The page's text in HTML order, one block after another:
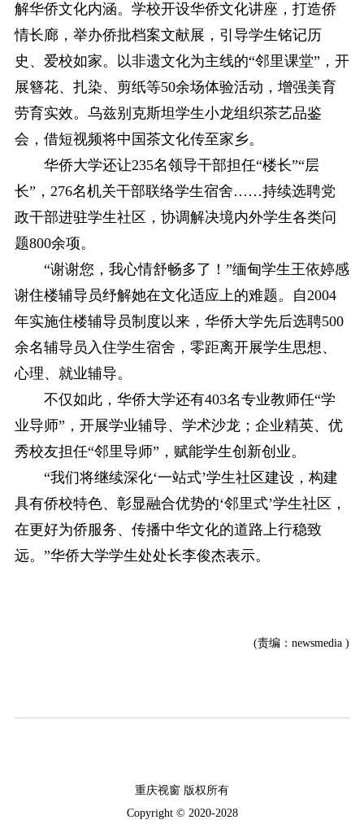
解华侨文化内涵。学校开设华侨文化讲座，打造侨
情长廊，举办侨批档案文献展，引导学生铭记历
史、爱校如家。以非遗文化为主线的“邻里课堂”，开
展簪花、扎染、剪纸等50余场体验活动，增强美育
劳育实效。乌兹别克斯坦学生小龙组织茶艺品鉴
会，借短视频将中国茶文化传至家乡。
华侨大学还让235名领导干部担任“楼长”“层
长”，276名机关干部联络学生宿舍……持续选聘党
政干部进驻学生社区，协调解决境内外学生各类问
题800余项。
“谢谢您，我心情舒畅多了！”缅甸学生王依婷感
谢住楼辅导员纾解她在文化适应上的难题。自2004
年实施住楼辅导员制度以来，华侨大学先后选聘500
余名辅导员入住学生宿舍，零距离开展学生思想、
心理、就业辅导。
不仅如此，华侨大学还有403名专业教师任“学
业导师”，开展学业辅导、学术沙龙；企业精英、优
秀校友担任“邻里导师”，赋能学生创新创业。
“我们将继续深化‘一站式’学生社区建设，构建
具有侨校特色、彰显融合优势的‘邻里式’学生社区，
在更好为侨服务、传播中华文化的道路上行稳致
远。”华侨大学学生处处长李俊杰表示。
(责编：newsmedia )
重庆视窗 版权所有
Copyright © 2020-2028